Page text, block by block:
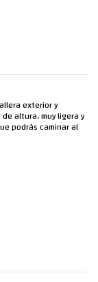
exterior y
altura, muy ligera y
podrás caminar al